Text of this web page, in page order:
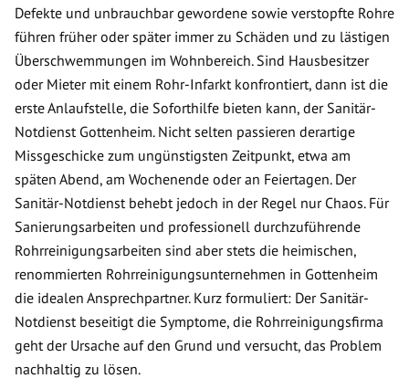
Defekte und unbrauchbar gewordene sowie verstopfte Rohre
führen früher oder später immer zu Schäden und zu lästigen
Überschwemmungen im Wohnbereich. Sind Hausbesitzer
oder Mieter mit einem Rohr-Infarkt konfrontiert, dann ist die
erste Anlaufstelle, die Soforthilfe bieten kann, der Sanitär-
Notdienst Gottenheim. Nicht selten passieren derartige
Missgeschicke zum ungünstigsten Zeitpunkt, etwa am
späten Abend, am Wochenende oder an Feiertagen. Der
Sanitär-Notdienst behebt jedoch in der Regel nur Chaos. Für
Sanierungsarbeiten und professionell durchzuführende
Rohrreinigungsarbeiten sind aber stets die heimischen,
renommierten Rohrreinigungsunternehmen in Gottenheim
die idealen Ansprechpartner. Kurz formuliert: Der Sanitär-
Notdienst beseitigt die Symptome, die Rohrreinigungsfirma
geht der Ursache auf den Grund und versucht, das Problem
nachhaltig zu lösen.